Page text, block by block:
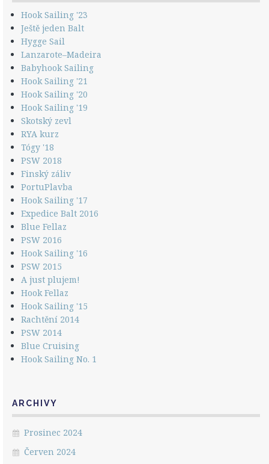
Hook Sailing '23
Ještě jeden Balt
Hygge Sail
Lanzarote–Madeira
Babyhook Sailing
Hook Sailing '21
Hook Sailing '20
Hook Sailing '19
Skotský zevl
RYA kurz
Tógy '18
PSW 2018
Finský záliv
PortuPlavba
Hook Sailing '17
Expedice Balt 2016
Blue Fellaz
PSW 2016
Hook Sailing '16
PSW 2015
A just plujem!
Hook Fellaz
Hook Sailing '15
Rachtění 2014
PSW 2014
Blue Cruising
Hook Sailing No. 1
ARCHIVY
Prosinec 2024
Červen 2024